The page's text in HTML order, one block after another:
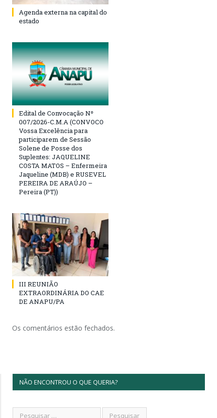
Agenda externa na capital do
estado
Edital de Convocação Nº
007/2026-C.M.A (CONVOCO
Vossa Excelência para
participarem de Sessão
Solene de Posse dos
Suplentes: JAQUELINE
COSTA MATOS – Enfermeira
Jaqueline (MDB) e RUSEVEL
PEREIRA DE ARAÚJO –
Pereira (PT))
III REUNIÃO
EXTRAORDINÁRIA DO CAE
DE ANAPU/PA
Os comentários estão fechados.
NÃO ENCONTROU O QUE QUERIA?